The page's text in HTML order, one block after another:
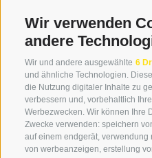
Wir verwenden
andere
Wir und andere ausgewählte 6
und ähnliche Technologien.
die Nutzung digitaler Inhalte zu
verbessern und, vorbehaltlich
Werbezwecken. Wir können Ihre
Zwecke verwenden: speichern
auf einem endgerät, verwendung
von werbeanzeigen, erstellung
39034 Toblach
+39 0474 976139
info@globoalpin.com
SERVICE